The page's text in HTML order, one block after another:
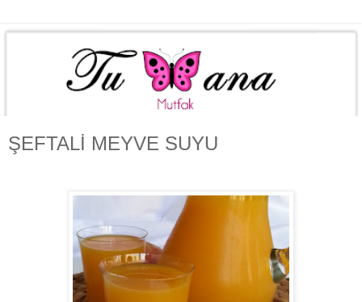
ŞEFTALİ MEYVE SUYU